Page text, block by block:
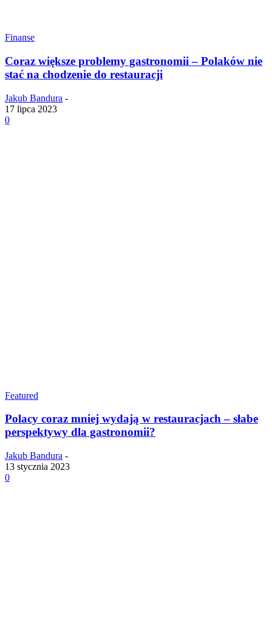
Finanse
Coraz większe problemy gastronomii – Polaków nie
stać na chodzenie do restauracji
Jakub Bandura -
17 lipca 2023
0
Featured
Polacy coraz mniej wydają w restauracjach – słabe
perspektywy dla gastronomii?
Jakub Bandura -
13 stycznia 2023
0